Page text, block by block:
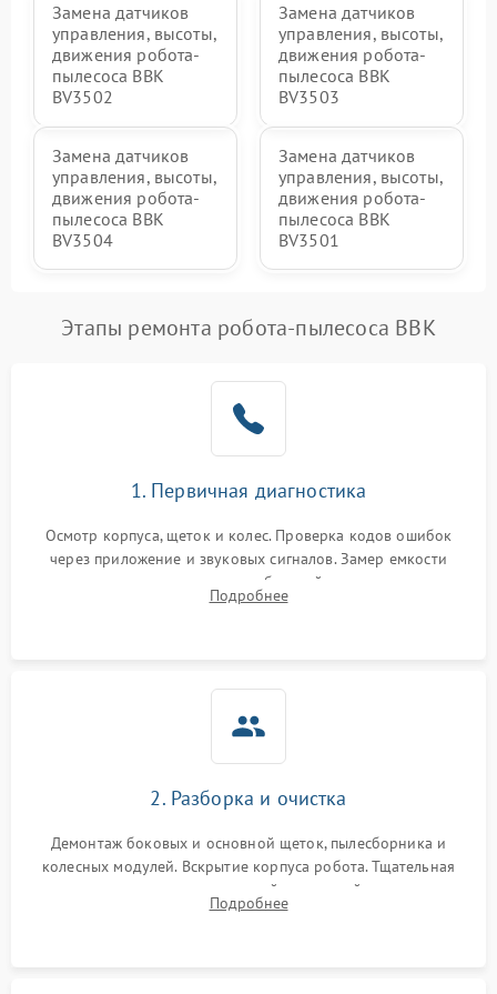
Замена датчиков
управления, высоты,
движения робота-
пылесоса BBK
BV3502
Замена датчиков
управления, высоты,
движения робота-
пылесоса BBK
BV3503
Замена датчиков
управления, высоты,
движения робота-
пылесоса BBK
BV3504
Замена датчиков
управления, высоты,
движения робота-
пылесоса BBK
BV3501
Этапы ремонта робота-пылесоса BBK
1. Первичная диагностика
Осмотр корпуса, щеток и колес. Проверка кодов ошибок
через приложение и звуковых сигналов. Замер емкости
аккумулятора и тестирование базовой станции зарядки.
Оценка работы лидара, бампера и датчиков падения для
Подробнее
2. Разборка и очистка
Демонтаж боковых и основной щеток, пылесборника и
колесных модулей. Вскрытие корпуса робота. Тщательная
очистка внутренних полостей, шестерней и плат от
скопившейся пыли, волос и шерсти животных с
Подробнее